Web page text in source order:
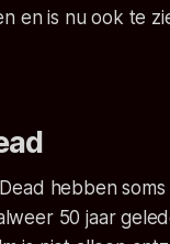
en is nu ook te
hebben
50 jaar